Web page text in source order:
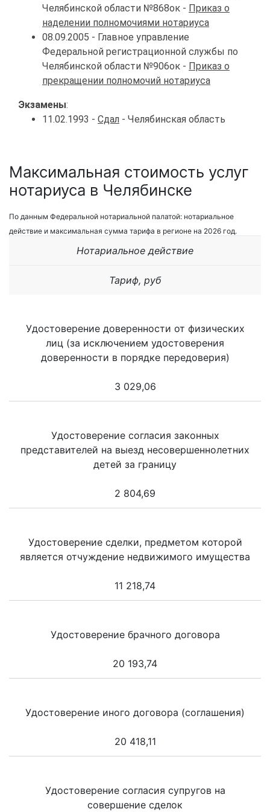
Челябинской области №868ок - Приказ о
наделении полномочиями нотариуса
08.09.2005 - Главное управление
Федеральной регистрационной службы по
Челябинской области №906ок - Приказ о
прекращении полномочий нотариуса
Экзамены:
11.02.1993 - Сдал - Челябинская область
Максимальная стоимость услуг
нотариуса в Челябинске
По данным Федеральной нотариальной палатой: нотариальное
действие и максимальная сумма тарифа в регионе на 2026 год.
Нотариальное действие
Тариф, руб
Удостоверение доверенности от физических
лиц (за исключением удостоверения
доверенности в порядке передоверия)
3 029,06
Удостоверение согласия законных
представителей на выезд несовершеннолетних
детей за границу
2 804,69
Удостоверение сделки, предметом которой
является отчуждение недвижимого имущества
11 218,74
Удостоверение брачного договора
20 193,74
Удостоверение иного договора (соглашения)
20 418,11
Удостоверение согласия супругов на
совершение сделок